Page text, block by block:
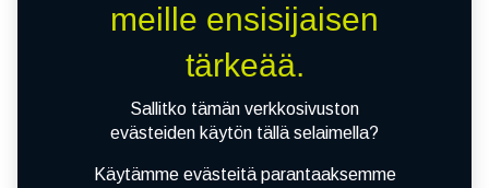
meille ensisijaisen
tärkeää.
Sallitko tämän verkkosivuston
evästeiden käytön tällä selaimella?
Käytämme evästeitä parantaaksemme